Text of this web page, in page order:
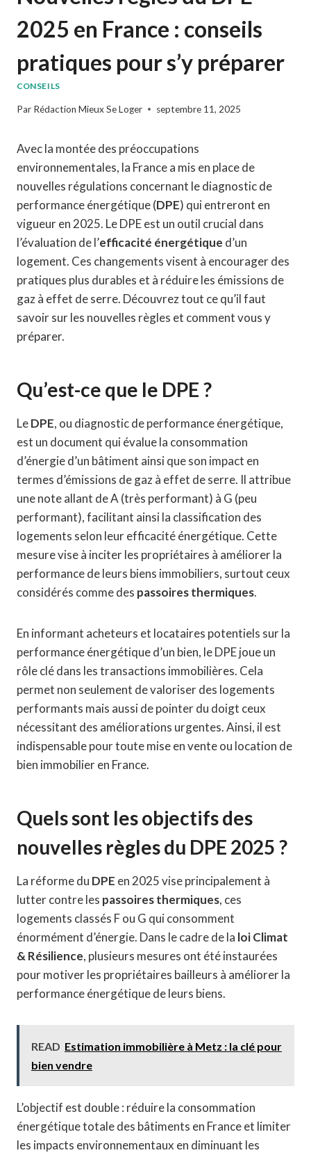
2025 en France : conseils
pratiques pour s’y préparer
CONSEILS
Par Rédaction Mieux Se Loger septembre 11, 2025
Avec la montée des préoccupations
environnementales, la France a mis en place de
nouvelles régulations concernant le diagnostic de
performance énergétique (DPE) qui entreront en
vigueur en 2025. Le DPE est un outil crucial dans
l’évaluation de l’efficacité énergétique d’un
logement. Ces changements visent à encourager des
pratiques plus durables et à réduire les émissions de
gaz à effet de serre. Découvrez tout ce qu’il faut
savoir sur les nouvelles règles et comment vous y
préparer.
Qu’est-ce que le DPE ?
LeDPE, ou diagnostic de performance énergétique,
est un document qui évalue la consommation
d’énergie d’un bâtiment ainsi que son impact en
termes d’émissions de gaz à effet de serre. Il attribue
une note allant de A (très performant) à G (peu
performant), facilitant ainsi la classification des
logements selon leur efficacité énergétique. Cette
mesure vise à inciter les propriétaires à améliorer la
performance de leurs biens immobiliers, surtout ceux
considérés comme des passoires thermiques.
En informant acheteurs et locataires potentiels sur la
performance énergétique d’un bien, le DPE joue un
rôle clé dans les transactions immobilières. Cela
permet non seulement de valoriser des logements
performants mais aussi de pointer du doigt ceux
nécessitant des améliorations urgentes. Ainsi, il est
indispensable pour toute mise en vente ou location de
bien immobilier en France.
Quels sont les objectifs des
nouvelles règles du DPE 2025 ?
La réforme du DPE en 2025 vise principalement à
lutter contre les passoires thermiques, ces
logements classés F ou G qui consomment
énormément d’énergie. Dans le cadre de la loi Climat
& Résilience, plusieurs mesures ont été instaurées
pour motiver les propriétaires bailleurs à améliorer la
performance énergétique de leurs biens.
READ Estimation immobilière à Metz : la clé pour
bien vendre
L’objectif est double : réduire la consommation
énergétique totale des bâtiments en France et limiter
les impacts environnementaux en diminuant les